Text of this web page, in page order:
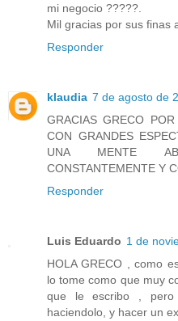
mi negocio ?????.
Mil gracias por sus finas
Responder
klaudia 7 de agosto de
GRACIAS GRECO
CON GRANDES
UNA MENTE
CONSTANTEMENTE Y
Responder
Luis Eduardo 1 de
HOLA GRECO , como
lo tome como que muy
que le escribo , pero
haciendolo, y hacer un